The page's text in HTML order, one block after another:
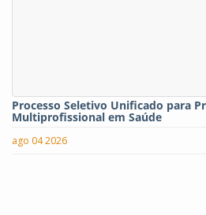
Processo Seletivo Unificado para
Multiprofissional em Saúde
ago 04 2026